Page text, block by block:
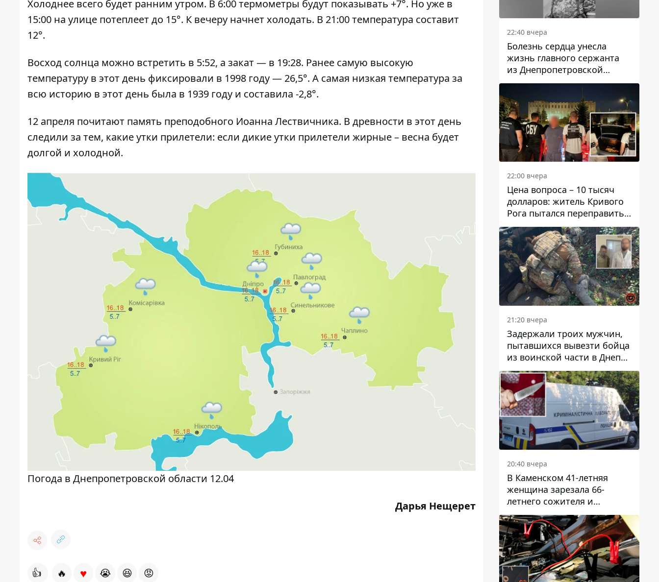
Холоднее всего будет ранним утром. В 6:00 термометры будут показывать +7°. Но уже в
15:00 на улице потеплеет до 15°. К вечеру начнет холодать. В 21:00 температура составит
12°.
Восход солнца можно встретить в 5:52, а закат — в 19:28. Ранее самую высокую
температуру в этот день фиксировали в 1998 году — 26,5°. А самая низкая температура за
всю историю в этот день была в 1939 году и составила -2,8°.
12 апреля почитают память преподобного Иоанна Лествичника. В древности в этот день
следили за тем, какие утки прилетели: если дикие утки прилетели жирные – весна будет
долгой и холодной.
Погода в Днепропетровской области 12.04
Дарья Нещерет
👍 🔥 ♥ 😭 😆 😡
22:40 вчера
Болезнь сердца унесла
жизнь главного сержанта
из Днепропетровской
области Юрия Свистуна
22:00 вчера
Цена вопроса – 10 тысяч
долларов: житель Кривого
Рога пытался переправить
мужчину в Словакию
21:20 вчера
Задержали троих мужчин,
пытавшихся вывезти бойца
из воинской части в Днепр
за 7 тысяч долларов: среди
них был врач
20:40 вчера
В Каменском 41-летняя
женщина зарезала 66-
летнего сожителя и
пыталась обмануть
полицейских